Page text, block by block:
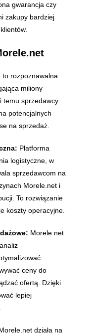
gwarancja czy
zakupy bardziej
to rozpoznawalna
miliony
temu sprzedawcy
potencjalnych
na sprzedaż.
Platforma
logistyczne, w
sprzedawcom na
Morele.net i
To rozwiązanie
koszty operacyjne.
Morele.net
ceny do
ofertą. Dzięki
lepiej
działa na